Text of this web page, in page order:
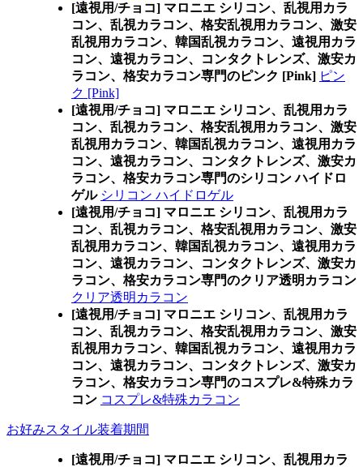
[遠視用/チョコ] マロニエ シリコン、乱視用カラ
コン、乱視カラコン、格安乱視用カラコン、激安
乱視用カラコン、韓国乱視カラコン、遠視用カラ
コン、遠視カラコン、コンタクトレンズ、激安カ
ラコン、格安カラコン専門のピンク [Pink] ピン
ク [Pink]
[遠視用/チョコ] マロニエ シリコン、乱視用カラ
コン、乱視カラコン、格安乱視用カラコン、激安
乱視用カラコン、韓国乱視カラコン、遠視用カラ
コン、遠視カラコン、コンタクトレンズ、激安カ
ラコン、格安カラコン専門のシリコン ハイドロ
ゲル シリコン ハイドロゲル
[遠視用/チョコ] マロニエ シリコン、乱視用カラ
コン、乱視カラコン、格安乱視用カラコン、激安
乱視用カラコン、韓国乱視カラコン、遠視用カラ
コン、遠視カラコン、コンタクトレンズ、激安カ
ラコン、格安カラコン専門のクリア透明カラコン
クリア透明カラコン
[遠視用/チョコ] マロニエ シリコン、乱視用カラ
コン、乱視カラコン、格安乱視用カラコン、激安
乱視用カラコン、韓国乱視カラコン、遠視用カラ
コン、遠視カラコン、コンタクトレンズ、激安カ
ラコン、格安カラコン専門のコスプレ&特殊カラ
コン コスプレ&特殊カラコン
お好みスタイル装着期間
[遠視用/チョコ] マロニエ シリコン、乱視用カラ